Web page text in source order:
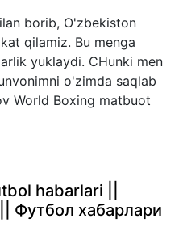
borib, O'zbekiston
qilamiz. Bu menga
yuklaydi. CHunki men
o'zimda saqlab
World Boxing matbuot
habarlari ||
Футбол хабарлари